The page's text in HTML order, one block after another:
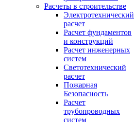
Расчеты в строительстве
Электротехнический
расчет
Расчет фундаментов
и конструкций
Расчет инженерных
систем
Светотехнический
расчет
Пожарная
Безопасность
Расчет
трубопроводных
систем